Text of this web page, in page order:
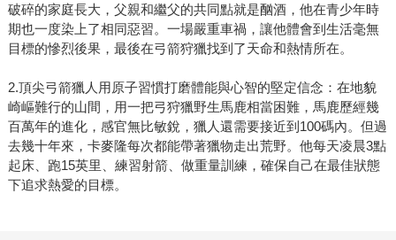
破碎的家庭長大，父親和繼父的共同點就是酗酒，他在青少年時
期也一度染上了相同惡習。一場嚴重車禍，讓他體會到生活毫無
目標的慘烈後果，最後在弓箭狩獵找到了天命和熱情所在。
2.頂尖弓箭獵人用原子習慣打磨體能與心智的堅定信念：在地貌
崎嶇難行的山間，用一把弓狩獵野生馬鹿相當困難，馬鹿歷經幾
百萬年的進化，感官無比敏銳，獵人還需要接近到100碼內。但過
去幾十年來，卡麥隆每次都能帶著獵物走出荒野。他每天凌晨3點
起床、跑15英里、練習射箭、做重量訓練，確保自己在最佳狀態
下追求熱愛的目標。